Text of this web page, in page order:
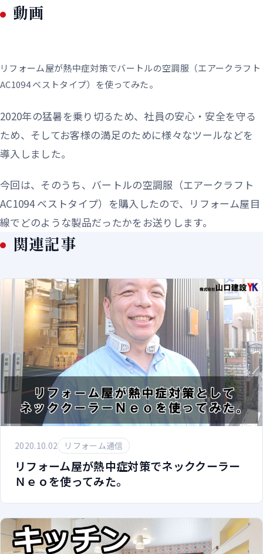
動画
リフォーム屋が熱中症対策でバートルの空調服（エアークラフト
AC1094 ベストタイプ）を使ってみた。
2020年の猛暑を乗り切るため、社員の安心・安全を守る
ため、そしてお客様の満足のために様々なツールなどを
導入しました。
今回は、そのうち、バートルの空調服（エアークラフト
AC1094 ベストタイプ）を購入したので、リフォーム屋目
線でどのような製品だったかをお送りします。
関連記事
2020.10.02 リフォーム通信
リフォーム屋が熱中症対策でネッククーラー
Ｎｅｏを使ってみた。